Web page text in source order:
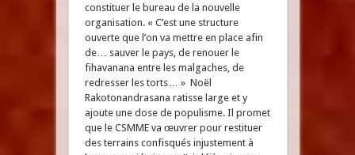
constituer le bureau de la nouvelle
organisation. « C’est une structure
ouverte que l’on va mettre en place afin
de… sauver le pays, de renouer le
fihavanana entre les malgaches, de
redresser les torts… » Noël
Rakotonandrasana ratisse large et y
ajoute une dose de populisme. Il promet
que le CSMME va œuvrer pour restituer
des terrains confisqués injustement à